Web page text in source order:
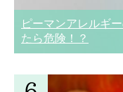
ピーマンアレルギ
たら危険！？